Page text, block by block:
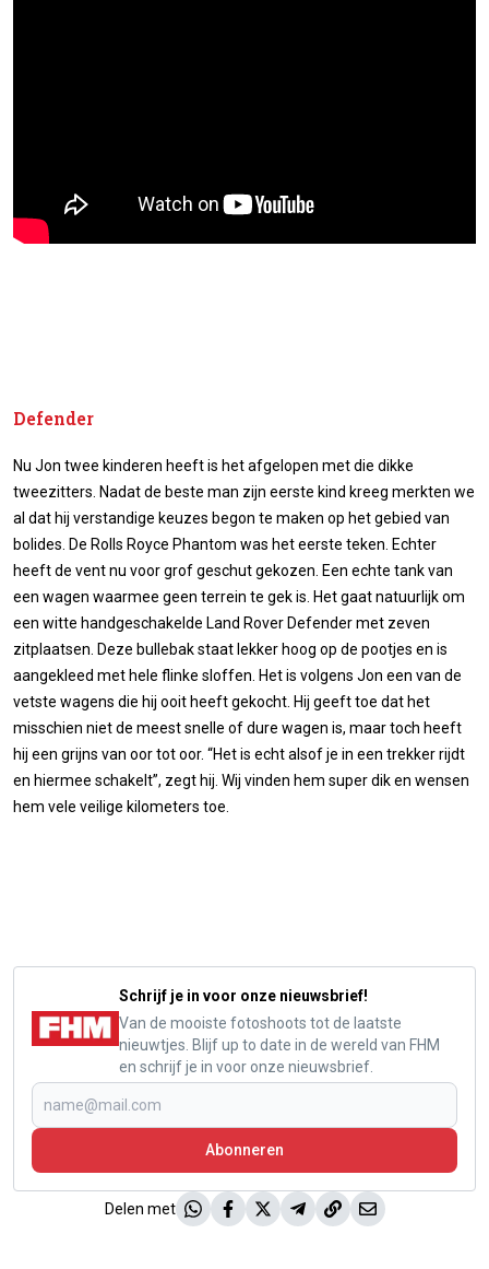
Defender
Nu Jon twee kinderen heeft is het afgelopen met die dikke
tweezitters. Nadat de beste man zijn eerste kind kreeg merkten we
al dat hij verstandige keuzes begon te maken op het gebied van
bolides. De Rolls Royce Phantom was het eerste teken. Echter
heeft de vent nu voor grof geschut gekozen. Een echte tank van
een wagen waarmee geen terrein te gek is. Het gaat natuurlijk om
een witte handgeschakelde Land Rover Defender met zeven
zitplaatsen. Deze bullebak staat lekker hoog op de pootjes en is
aangekleed met hele flinke sloffen. Het is volgens Jon een van de
vetste wagens die hij ooit heeft gekocht. Hij geeft toe dat het
misschien niet de meest snelle of dure wagen is, maar toch heeft
hij een grijns van oor tot oor. “Het is echt alsof je in een trekker rijdt
en hiermee schakelt”, zegt hij. Wij vinden hem super dik en wensen
hem vele veilige kilometers toe.
Schrijf je in voor onze nieuwsbrief!
Van de mooiste fotoshoots tot de laatste
nieuwtjes. Blijf up to date in de wereld van FHM
en schrijf je in voor onze nieuwsbrief.
Abonneren
Delen met